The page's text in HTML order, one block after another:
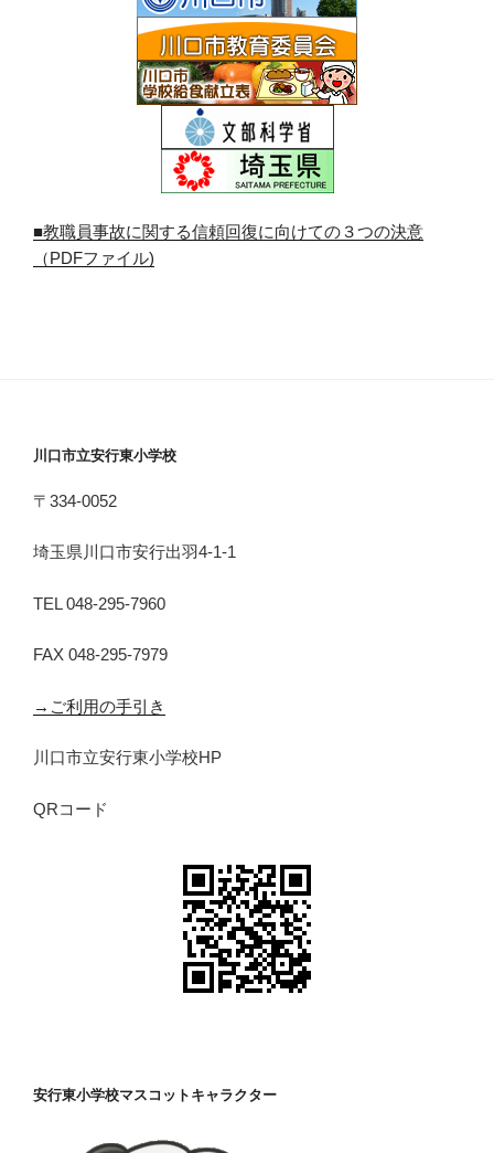
■教職員事故に関する信頼回復に向けての３つの決意
（PDFファイル)
川口市立安行東小学校
〒334-0052
埼玉県川口市安行出羽4-1-1
TEL 048-295-7960
FAX 048-295-7979
→ご利用の手引き
川口市立安行東小学校HP
QRコード
安行東小学校マスコットキャラクター